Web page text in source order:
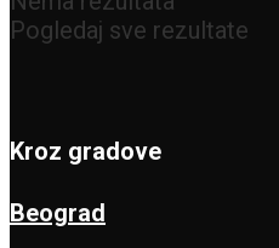
Pogledaj sve rezultate
Kroz gradove
Beograd